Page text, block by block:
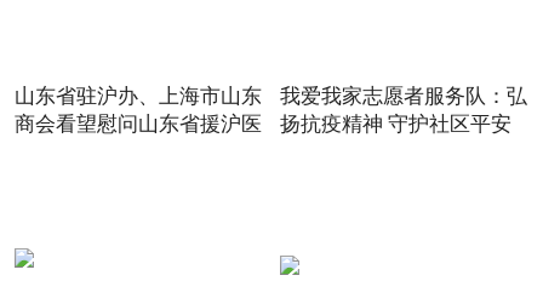
山东省驻沪办、上海市山东
商会看望慰问山东省援沪医
我爱我家志愿者服务队：弘
扬抗疫精神 守护社区平安